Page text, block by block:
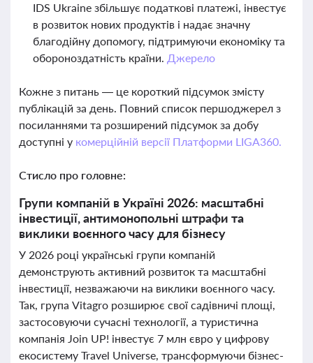
IDS Ukraine збільшує податкові платежі, інвестує
в розвиток нових продуктів і надає значну
благодійну допомогу, підтримуючи економіку та
обороноздатність країни. Джерело
Кожне з питань — це короткий підсумок змісту
публікацій за день. Повний список першоджерел з
посиланнями та розширений підсумок за добу
доступні у комерційній версії Платформи LIGA360.
Стисло про головне:
Групи компаній в Україні 2026: масштабні
інвестиції, антимонопольні штрафи та
виклики воєнного часу для бізнесу
У 2026 році українські групи компаній
демонструють активний розвиток та масштабні
інвестиції, незважаючи на виклики воєнного часу.
Так, група Vitagro розширює свої садівничі площі,
застосовуючи сучасні технології, а туристична
компанія Join UP! інвестує 7 млн євро у цифрову
екосистему Travel Universe, трансформуючи бізнес-